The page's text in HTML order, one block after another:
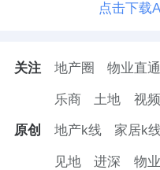
点击下载
关注 地产圈 物业直
乐商 土地 视频
原创 地产k线 家居k
见地 进深 物